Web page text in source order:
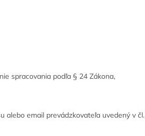
spracovania podľa § 24 Zákona,
alebo email prevádzkovateľa uvedený v čl.